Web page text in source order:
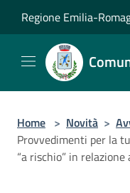
Regione Emilia-
Home > Novità >
Provvedimenti per la
“a rischio” in